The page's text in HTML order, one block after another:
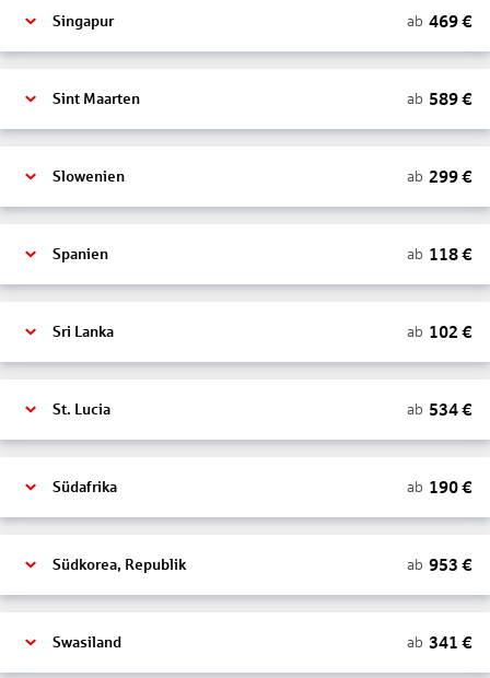
Singapur ab 469€
Sint Maarten ab 589€
Slowenien ab 299€
Spanien ab 118€
Sri Lanka ab 102 €
St. Lucia ab 534€
Südafrika ab 190€
Südkorea, Republik ab 953 €
Swasiland ab 341 €